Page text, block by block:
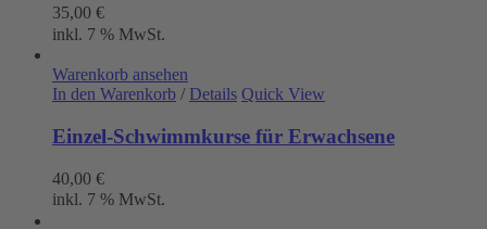
35,00 €
inkl. 7 % MwSt.
Warenkorb ansehen
In den Warenkorb / Details Quick View
Einzel-Schwimmkurse für Erwachsene
40,00 €
inkl. 7 % MwSt.